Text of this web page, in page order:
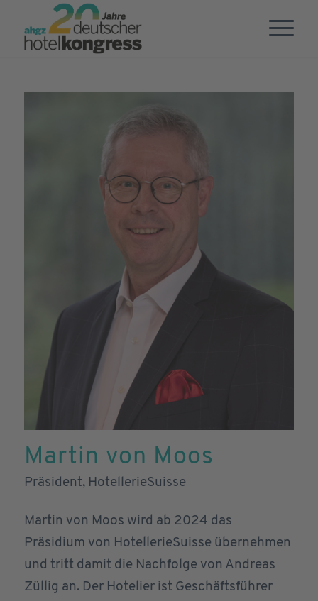
Martin von Moos
Präsident, HotellerieSuisse
Martin von Moos wird ab 2024 das
Präsidium von HotellerieSuisse übernehmen
und tritt damit die Nachfolge von Andreas
Züllig an. Der Hotelier ist Geschäftsführer